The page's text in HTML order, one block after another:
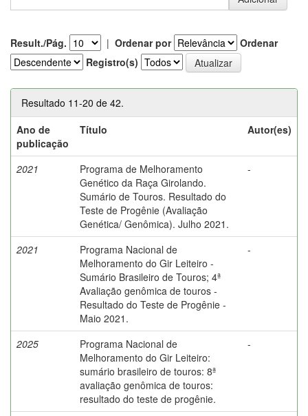
Result./Pág. | Ordenar por
Ordenar
Registro(s)
Resultado 11-20 de 42.
Ano de
publicação
Título Autor(es)
2021
Programa de Melhoramento
Genético da Raça Girolando.
Sumário de Touros. Resultado do
Teste de Progênie (Avaliação
Genética/ Genômica). Julho 2021.
-
2021
Programa Nacional de
Melhoramento do Gir Leiteiro -
Sumário Brasileiro de Touros; 4ª
Avaliação genômica de touros -
Resultado do Teste de Progênie -
Maio 2021.
-
2025
Programa Nacional de
Melhoramento do Gir Leiteiro:
sumário brasileiro de touros: 8ª
avaliação genômica de touros:
resultado do teste de progênie.
-